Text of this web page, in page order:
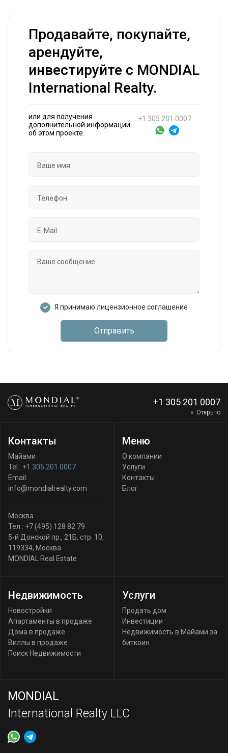
Продавайте, покупайте,
арендуйте,
инвестируйте с MONDIAL
International Realty.
или для получения
дополнительной информации
об этом проекте.
+1 305 201 0007
Я принимаю лицензионное соглашение
Отправить
+1 305 201 0007
Открыто
Контакты
Майами
Tel.: +1 305 201 0007
Email:
info@mondialrealty.com
Москва
Тел.: +7 (495) 128 82 79
5-й Донской пр., 21Б, стр. 10,
119334, Москва
MONDIAL Real Estate
Меню
О компании
Услуги
Контакты
Блог
Недвижимость
Новостройки
Апартаменты в продаже
Дома в продаже
Виллы в продаже
Поиск Недвижимости
Услуги
Продать дом
Инвестиции
Недвижимость в Майами за
биткоин
MONDIAL
International Realty LLC